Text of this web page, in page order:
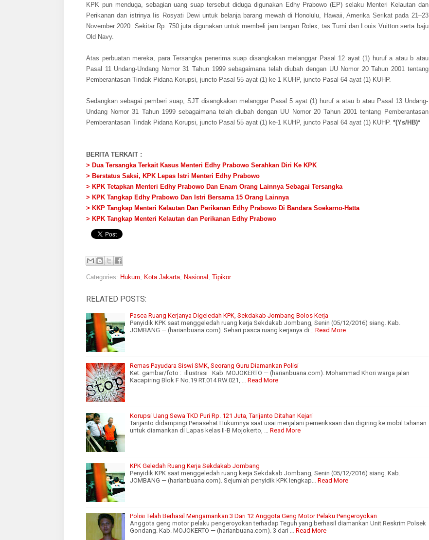
KPK pun menduga, sebagian uang suap tersebut diduga digunakan Edhy Prabowo (EP) selaku Menteri Kelautan dan
Perikanan dan istrinya Iis Rosyati Dewi untuk belanja barang mewah di Honolulu, Hawaii, Amerika Serikat pada 21–23
November 2020. Sekitar Rp. 750 juta digunakan untuk membeli jam tangan Rolex, tas Tumi dan Louis Vuitton serta baju
Old Navy.
Atas perbuatan mereka, para Tersangka penerima suap disangkakan melanggar Pasal 12 ayat (1) huruf a atau b atau
Pasal 11 Undang-Undang Nomor 31 Tahun 1999 sebagaimana telah diubah dengan UU Nomor 20 Tahun 2001 tentang
Pemberantasan Tindak Pidana Korupsi, juncto Pasal 55 ayat (1) ke-1 KUHP, juncto Pasal 64 ayat (1) KUHP.
Sedangkan sebagai pemberi suap, SJT disangkakan melanggar Pasal 5 ayat (1) huruf a atau b atau Pasal 13 Undang-
Undang Nomor 31 Tahun 1999 sebagaimana telah diubah dengan UU Nomor 20 Tahun 2001 tentang Pemberantasan
Pemberantasan Tindak Pidana Korupsi, juncto Pasal 55 ayat (1) ke-1 KUHP, juncto Pasal 64 ayat (1) KUHP. *(Ys/HB)*
BERITA TERKAIT :
> Dua Tersangka Terkait Kasus Menteri Edhy Prabowo Serahkan Diri Ke KPK
> Berstatus Saksi, KPK Lepas Istri Menteri Edhy Prabowo
> KPK Tetapkan Menteri Edhy Prabowo Dan Enam Orang Lainnya Sebagai Tersangka
> KPK Tangkap Edhy Prabowo Dan Istri Bersama 15 Orang Lainnya
> KKP Tangkap Menteri Kelautan Dan Perikanan Edhy Prabowo Di Bandara Soekarno-Hatta
> KPK Tangkap Menteri Kelautan dan Perikanan Edhy Prabowo
Categories: Hukum, Kota Jakarta, Nasional , Tipikor
RELATED POSTS:
Pasca Ruang Kerjanya Digeledah KPK, Sekdakab Jombang Bolos Kerja
Penyidik KPK saat menggeledah ruang kerja Sekdakab Jombang, Senin (05/12/2016) siang. Kab.
JOMBANG — (harianbuana.com). Sehari pasca ruang kerjanya di… Read More
Remas Payudara Siswi SMK, Seorang Guru Diamankan Polisi
Ket. gambar/foto : illustrasi Kab. MOJOKERTO — (harianbuana.com). Mohammad Khori warga jalan
Kacapiring Blok F No.19 RT.014 RW.021, … Read More
Korupsi Uang Sewa TKD Puri Rp. 121 Juta, Tarijanto Ditahan Kejari
Tarijanto didampingi Penasehat Hukumnya saat usai menjalani pemeriksaan dan digiring ke mobil tahanan
untuk diamankan di Lapas kelas II-B Mojokerto, … Read More
KPK Geledah Ruang Kerja Sekdakab Jombang
Penyidik KPK saat menggeledah ruang kerja Sekdakab Jombang, Senin (05/12/2016) siang. Kab.
JOMBANG — (harianbuana.com). Sejumlah penyidik KPK lengkap… Read More
Polisi Telah Berhasil Mengamankan 3 Dari 12 Anggota Geng Motor Pelaku Pengeroyokan
Anggota geng motor pelaku pengeroyokan terhadap Teguh yang berhasil diamankan Unit Reskrim Polsek
Gondang. Kab. MOJOKERTO — (harianbuana.com). 3 dari … Read More